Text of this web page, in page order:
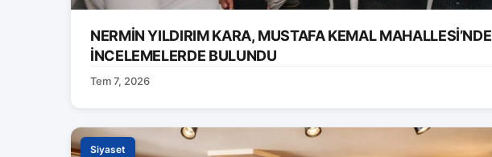
NERMİN YILDIRIM KARA, MUSTAFA KEMAL MAHALLESİ’NDE
İNCELEMELERDE BULUNDU
Tem 7, 2026
Siyaset